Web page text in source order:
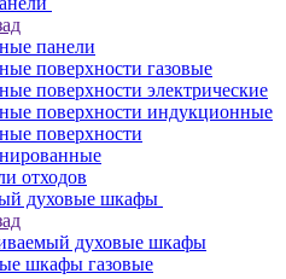
панели
поверхности газовые
поверхности электрические
поверхности индукционные
поверхности
отходов
духовые шкафы
духовые шкафы
шкафы газовые